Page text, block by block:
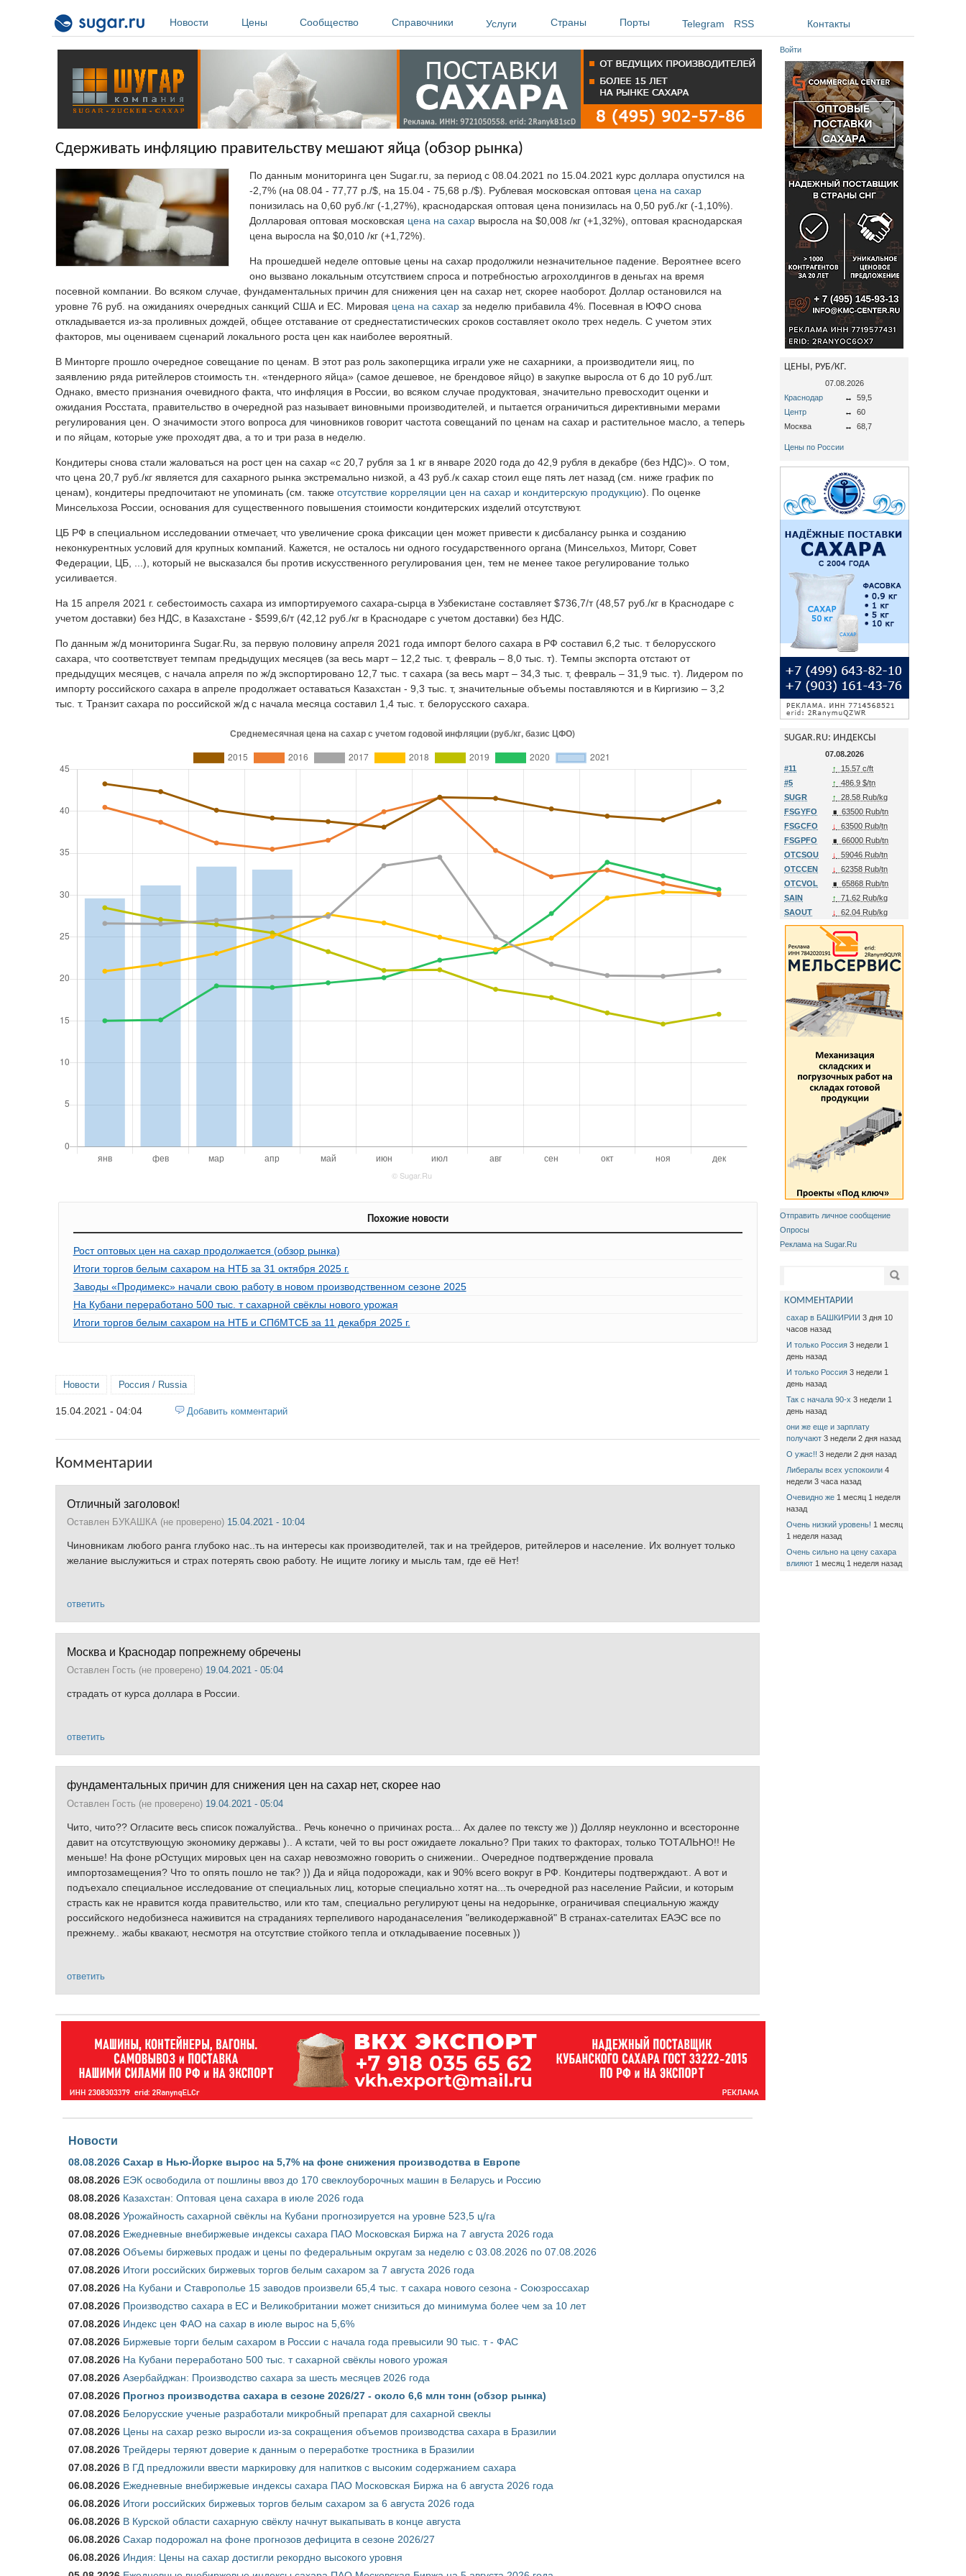
Новости
Цены Сообщество Справочники Услуги Страны Порты Telegram RSS Контакты
Сдерживать инфляцию правительству мешают яйца (обзор рынка)
По данным мониторинга цен Sugar.ru, за период с 08.04.2021 по 15.04.2021 курс доллара опустился на
-2,7% (на 08.04 - 77,77 р./$, на 15.04 - 75,68 р./$). Рублевая московская оптовая цена на сахар
понизилась на 0,60 руб./кг (-1,27%), краснодарская оптовая цена понизилась на 0,50 руб./кг (-1,10%).
Долларовая оптовая московская цена на сахар выросла на $0,008 /кг (+1,32%), оптовая краснодарская
цена выросла на $0,010 /кг (+1,72%).
На прошедшей неделе оптовые цены на сахар продолжили незначительное падение. Вероятнее всего
оно вызвано локальным отсутствием спроса и потребностью агрохолдингов в деньгах на время
посевной компании. Во всяком случае, фундаментальных причин для снижения цен на сахар нет, скорее наоборот. Доллар остановился на
уровне 76 руб. на ожиданиях очередных санкций США и ЕС. Мировая цена на сахар за неделю прибавила 4%. Посевная в ЮФО снова
откладывается из-за проливных дождей, общее отставание от среднестатистических сроков составляет около трех недель. С учетом этих
факторов, мы оцениваем сценарий локального роста цен как наиболее вероятный.
В Минторге прошло очередное совещание по ценам. В этот раз роль закоперщика играли уже не сахарники, а производители яиц, по
заявлению ряда ритейлеров стоимость т.н. «тендерного яйца» (самое дешевое, не брендовое яйцо) в закупке выросла от 6 до 10 руб./шт.
Однако, вместо признания очевидного факта, что инфляция в России, во всяком случае продуктовая, значительно превосходит оценки и
ожидания Росстата, правительство в очередной раз называет виновными производителей, и пытается ограничиться директивными мерами
регулирования цен. О значимости этого вопроса для чиновников говорит частота совещаний по ценам на сахар и растительное масло, а теперь
и по яйцам, которые уже проходят два, а то и три раза в неделю.
Кондитеры снова стали жаловаться на рост цен на сахар «с 20,7 рубля за 1 кг в январе 2020 года до 42,9 рубля в декабре (без НДС)». О том,
что цена 20,7 руб./кг является для сахарного рынка экстремально низкой, а 43 руб./к сахар стоил еще пять лет назад (см. ниже график по
ценам), кондитеры предпочитают не упоминать (см. также отсутствие корреляции цен на сахар и кондитерскую продукцию). По оценке
Минсельхоза России, основания для существенного повышения стоимости кондитерских изделий отсутствуют.
ЦБ РФ в специальном исследовании отмечает, что увеличение срока фиксации цен может привести к дисбалансу рынка и созданию
неконкурентных условий для крупных компаний. Кажется, не осталось ни одного государственного органа (Минсельхоз, Миторг, Совет
Федерации, ЦБ, ...), который не высказался бы против искусственного регулирования цен, тем не менее такое регулирование только
усиливается.
На 15 апреля 2021 г. себестоимость сахара из импортируемого сахара-сырца в Узбекистане составляет $736,7/т (48,57 руб./кг в Краснодаре с
учетом доставки) без НДС, в Казахстане - $599,6/т (42,12 руб./кг в Краснодаре с учетом доставки) без НДС.
По данным ж/д мониторинга Sugar.Ru, за первую половину апреля 2021 года импорт белого сахара в РФ составил 6,2 тыс. т белорусского
сахара, что соответствует темпам предыдущих месяцев (за весь март – 12,2 тыс. т, февраль – 8,0 тыс. т). Темпы экспорта отстают от
предыдущих месяцев, с начала апреля по ж/д экспортировано 12,7 тыс. т сахара (за весь март – 34,3 тыс. т, февраль – 31,9 тыс. т). Лидером по
импорту российского сахара в апреле продолжает оставаться Казахстан - 9,3 тыс. т, значительные объемы поставляются и в Киргизию – 3,2
тыс. т. Транзит сахара по российской ж/д с начала месяца составил 1,4 тыс. т. белорусского сахара.
Похожие новости
Рост оптовых цен на сахар продолжается (обзор рынка)
Итоги торгов белым сахаром на НТБ за 31 октября 2025 г.
Заводы «Продимекс» начали свою работу в новом производственном сезоне 2025
На Кубани переработано 500 тыс. т сахарной свёклы нового урожая
Итоги торгов белым сахаром на НТБ и СПбМТСБ за 11 декабря 2025 г.
Новости Россия / Russia
15.04.2021 - 04:04 Добавить комментарий
Комментарии
Отличный заголовок!
Оставлен БУКАШКА (не проверено) 15.04.2021 - 10:04
Чиновникам любого ранга глубоко нас..ть на интересы как производителей, так и на трейдеров, ритейлеров и население. Их волнует только
желание выслужиться и страх потерять свою работу. Не ищите логику и мысль там, где её Нет!
ответить
Москва и Краснодар попрежнему обречены
Оставлен Гость (не проверено) 19.04.2021 - 05:04
страдать от курса доллара в России.
ответить
фундаментальных причин для снижения цен на сахар нет, скорее нао
Оставлен Гость (не проверено) 19.04.2021 - 05:04
Чито, чито?? Огласите весь список пожалуйства.. Речь конечно о причинах роста... Ах далее по тексту же )) Долляр неуклонно и всесторонне
давит на отсутствующую экономику державы ).. А кстати, чей то вы рост ожидаете локально? При таких то факторах, только ТОТАЛЬНО!! Не
меньше! На фоне рОстущих мировых цен на сахар невозможно говорить о снижении.. Очередное подтверждение провала
импортозамещения? Что то опять пошло не так? )) Да и яйца подорожади, как и 90% всего вокруг в РФ. Кондитеры подтверждают.. А вот и
подъехало специальное исследование от специальных лиц, которые специально хотят на...ть очередной раз население Райсии, и которым
страсть как не нравится когда правительство, или кто там, специально регулируют цены на недорынке, ограничивая специальную жажду
российского недобизнеса наживится на страданиях терпеливого народанаселения "великодержавной" В странах-сателитах ЕАЭС все по
прежнему.. жабы квакают, несмотря на отсутствие стойкого тепла и откладываение посевных ))
ответить
Новости
08.08.2026 Сахар в Нью-Йорке вырос на 5,7% на фоне снижения производства в Европе
08.08.2026 ЕЭК освободила от пошлины ввоз до 170 свеклоуборочных машин в Беларусь и Россию
08.08.2026 Казахстан: Оптовая цена сахара в июле 2026 года
08.08.2026 Урожайность сахарной свёклы на Кубани прогнозируется на уровне 523,5 ц/га
07.08.2026 Ежедневные внебиржевые индексы сахара ПАО Московская Биржа на 7 августа 2026 года
07.08.2026 Объемы биржевых продаж и цены по федеральным округам за неделю с 03.08.2026 по 07.08.2026
07.08.2026 Итоги российских биржевых торгов белым сахаром за 7 августа 2026 года
07.08.2026 На Кубани и Ставрополье 15 заводов произвели 65,4 тыс. т сахара нового сезона - Союзроссахар
07.08.2026 Производство сахара в ЕС и Великобритании может снизиться до минимума более чем за 10 лет
07.08.2026 Индекс цен ФАО на сахар в июле вырос на 5,6%
07.08.2026 Биржевые торги белым сахаром в России с начала года превысили 90 тыс. т - ФАС
07.08.2026 На Кубани переработано 500 тыс. т сахарной свёклы нового урожая
07.08.2026 Азербайджан: Производство сахара за шесть месяцев 2026 года
07.08.2026 Прогноз производства сахара в сезоне 2026/27 - около 6,6 млн тонн (обзор рынка)
07.08.2026 Белорусские ученые разработали микробный препарат для сахарной свеклы
07.08.2026 Цены на сахар резко выросли из-за сокращения объемов производства сахара в Бразилии
07.08.2026 Трейдеры теряют доверие к данным о переработке тростника в Бразилии
07.08.2026 В ГД предложили ввести маркировку для напитков с высоким содержанием сахара
06.08.2026 Ежедневные внебиржевые индексы сахара ПАО Московская Биржа на 6 августа 2026 года
06.08.2026 Итоги российских биржевых торгов белым сахаром за 6 августа 2026 года
06.08.2026 В Курской области сахарную свёклу начнут выкапывать в конце августа
06.08.2026 Сахар подорожал на фоне прогнозов дефицита в сезоне 2026/27
06.08.2026 Индия: Цены на сахар достигли рекордно высокого уровня
Войти
ЦЕНЫ, РУБ/КГ.
07.08.2026
Краснодар
↔
59,5
Центр
↔
60
Москва
↔ 68,7
Цены по России
SUGAR.RU: ИНДЕКСЫ
07.08.2026
#11
↑
15.57 c/ft
#5
↑
486.9 $/tn
SUGR
↑
28.58 Rub/kg
FSGYFO
∎ 63500 Rub/tn
FSGCFO
↓
63500 Rub/tn
FSGPFO
∎ 66000 Rub/tn
OTCSOU
↓
59046 Rub/tn
OTCCEN
↓
62358 Rub/tn
OTCVOL
∎ 65868 Rub/tn
SAIN
↑
71.62 Rub/kg
SAOUT
↓ 62.04 Rub/kg
Отправить личное сообщение
Опросы
Реклама на Sugar.Ru
Поиск
КОММЕНТАРИИ
сахар в БАШКИРИИ 3 дня 10
часов назад
И только Россия 3 недели 1
день назад
И только Россия 3 недели 1
день назад
Так с начала 90-х 3 недели 1
день назад
они же еще и зарплату
получают 3 недели 2 дня назад
О ужас!! 3 недели 2 дня назад
Либералы всех успокоили 4
недели 3 часа назад
Очевидно же 1 месяц 1 неделя
назад
Очень низкий уровень! 1 месяц
1 неделя назад
Очень сильно на цену сахара
влияют 1 месяц 1 неделя назад